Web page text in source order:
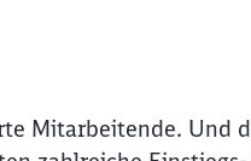
Mitarbeitende. Und